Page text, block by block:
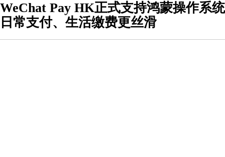
WeChat Pay HK正式支持鸿蒙操作系
日常支付、生活缴费更丝滑